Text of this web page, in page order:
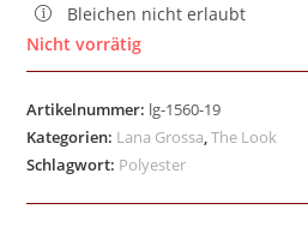
Bleichen nicht erlaubt
Nicht vorrätig
Artikelnummer: lg-1560-19
Kategorien: Lana Grossa,The Look
Schlagwort: Polyester